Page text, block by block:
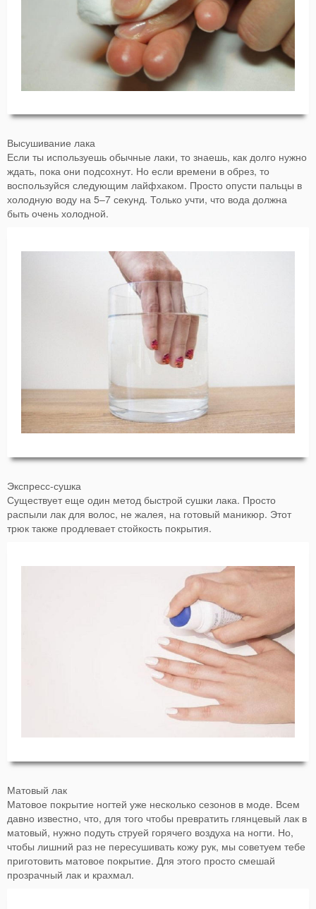
Высушивание лака
Если ты используешь обычные лаки, то знаешь, как долго нужно
ждать, пока они подсохнут. Но если времени в обрез, то
воспользуйся следующим лайфхаком. Просто опусти пальцы в
холодную воду на 5–7 секунд. Только учти, что вода должна
быть очень холодной.
Экспресс-сушка
Существует еще один метод быстрой сушки лака. Просто
распыли лак для волос, не жалея, на готовый маникюр. Этот
трюк также продлевает стойкость покрытия.
Матовый лак
Матовое покрытие ногтей уже несколько сезонов в моде. Всем
давно известно, что, для того чтобы превратить глянцевый лак в
матовый, нужно подуть струей горячего воздуха на ногти. Но,
чтобы лишний раз не пересушивать кожу рук, мы советуем тебе
приготовить матовое покрытие. Для этого просто смешай
прозрачный лак и крахмал.